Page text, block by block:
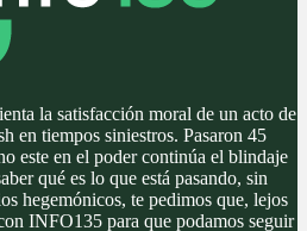
la satisfacción moral de un acto de
en tiempos siniestros. Pasaron 45
este en el poder continúa el blindaje
qué es lo que está pasando, sin
hegemónicos, te pedimos que, lejos
INFO135 para que podamos seguir